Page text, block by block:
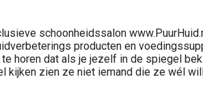
schoonheidssalon
producten en
horen dat als je jezelf in de spiegel
zien ze niet iemand die ze wél